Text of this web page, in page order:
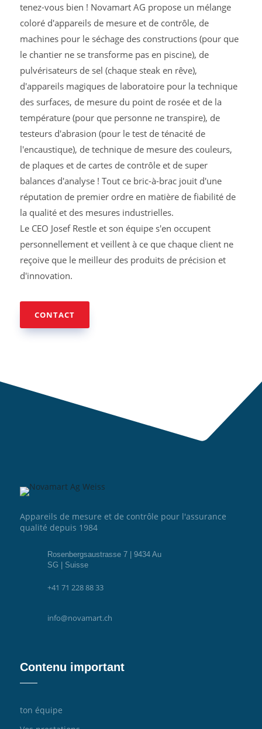
tenez-vous bien ! Novamart AG propose un mélange
coloré d'appareils de mesure et de contrôle, de
machines pour le séchage des constructions (pour que
le chantier ne se transforme pas en piscine), de
pulvérisateurs de sel (chaque steak en rêve),
d'appareils magiques de laboratoire pour la technique
des surfaces, de mesure du point de rosée et de la
température (pour que personne ne transpire), de
testeurs d'abrasion (pour le test de ténacité de
l'encaustique), de technique de mesure des couleurs,
de plaques et de cartes de contrôle et de super
balances d'analyse ! Tout ce bric-à-brac jouit d'une
réputation de premier ordre en matière de fiabilité de
la qualité et des mesures industrielles.
Le CEO Josef Restle et son équipe s'en occupent
personnellement et veillent à ce que chaque client ne
reçoive que le meilleur des produits de précision et
d'innovation.
CONTACT
Appareils de mesure et de contrôle pour l'assurance
qualité depuis 1984
Rosenbergsaustrasse 7 | 9434 Au
SG | Suisse
+41 71 228 88 33
info@novamart.ch
Contenu important
ton équipe